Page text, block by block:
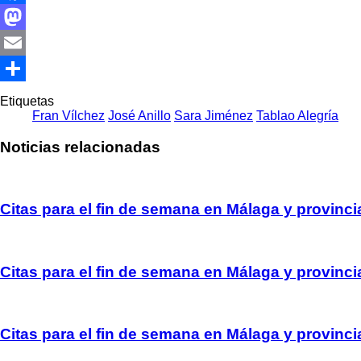
Facebook
Mastodon
Email
Compartir
Etiquetas
Fran Vílchez José Anillo Sara Jiménez Tablao Alegría
Noticias relacionadas
Citas para el fin de semana en Málaga y
Citas para el fin de semana en Málaga y
Citas para el fin de semana en Málaga y